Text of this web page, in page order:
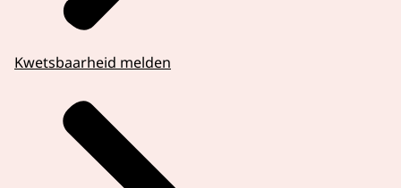
Kwetsbaarheid melden